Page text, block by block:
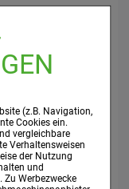
(z.B. Navigation,
Cookies ein.
vergleichbare
Verhaltensweisen
der Nutzung
und
Werbezwecke
Maschinen
durchführen
(4,76-6,35 mg)
einhalten
Anwendung von